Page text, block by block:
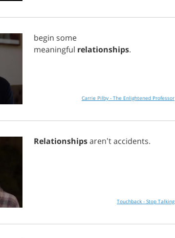
begin some
meaningful relationships.
Carrie Pilby - The Enlightened Professor
Relationshipsaren'taccidents.
Touchback - Stop Talking